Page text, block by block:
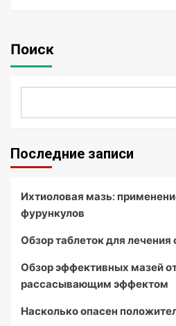
Поиск
Последние записи
Ихтиоловая мазь:
фурункулов
Обзор таблеток для лечения
Обзор эффективных мазей
рассасывающим эффектом
Насколько опасен